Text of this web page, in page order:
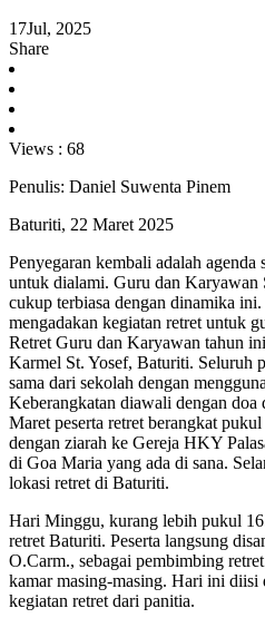
17Jul, 2025
Share
Views : 68
Penulis: Daniel Suwenta Pinem
Baturiti, 22 Maret 2025
Penyegaran kembali adalah
untuk dialami. Guru dan
cukup terbiasa dengan dinamika
mengadakan kegiatan retret untuk
Retret Guru dan Karyawan tahun
Karmel St. Yosef, Baturiti. Seluruh
sama dari sekolah dengan
Keberangkatan diawali dengan doa
Maret peserta retret berangkat
dengan ziarah ke Gereja HKY
di Goa Maria yang ada di sana.
lokasi retret di Baturiti.
Hari Minggu, kurang lebih pukul
retret Baturiti. Peserta langsung
O.Carm., sebagai pembimbing
kamar masing-masing. Hari ini diisi
kegiatan retret dari panitia.